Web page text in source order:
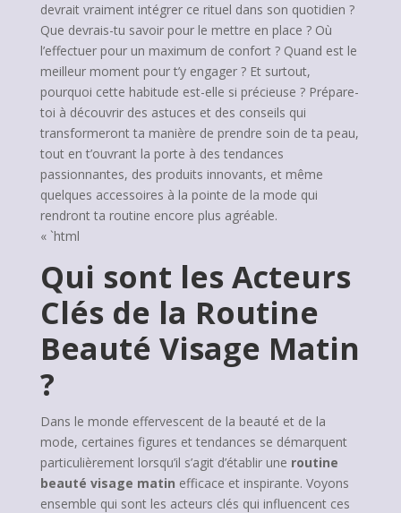
devrait vraiment intégrer ce rituel dans son quotidien ?
Que devrais-tu savoir pour le mettre en place ? Où
l’effectuer pour un maximum de confort ? Quand est le
meilleur moment pour t’y engager ? Et surtout,
pourquoi cette habitude est-elle si précieuse ? Prépare-
toi à découvrir des astuces et des conseils qui
transformeront ta manière de prendre soin de ta peau,
tout en t’ouvrant la porte à des tendances
passionnantes, des produits innovants, et même
quelques accessoires à la pointe de la mode qui
rendront ta routine encore plus agréable.
« `html
Qui sont les Acteurs
Clés de la Routine
Beauté Visage Matin
?
Dans le monde effervescent de la beauté et de la
mode, certaines figures et tendances se démarquent
particulièrement lorsqu’il s’agit d’établir une routine
beauté visage matin efficace et inspirante. Voyons
ensemble qui sont les acteurs clés qui influencent ces